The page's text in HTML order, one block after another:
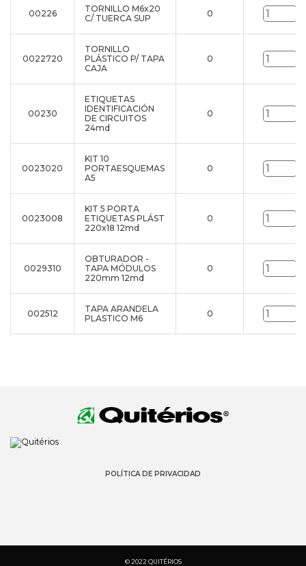
00226
TORNILLO M6x20
C/ TUERCA SUP
0
0022720
TORNILLO
PLÁSTICO P/ TAPA
CAJA
0
00230
ETIQUETAS
IDENTIFICACIÓN
DE CIRCUITOS
24md
0
0023020
KIT 10
PORTAESQUEMAS
A5
0
0023008
KIT 5 PORTA
ETIQUETAS PLÁST
220x18 12md
0
0029310
OBTURADOR -
TAPA MÓDULOS
220mm 12md
0
002512
TAPA ARANDELA
PLASTICO M6
0
POLÍTICA DE PRIVACIDAD
© 2022 QUITÉRIOS